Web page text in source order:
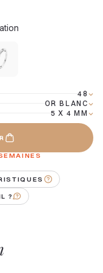
48
OR BLANC
5 X 4 MM
?